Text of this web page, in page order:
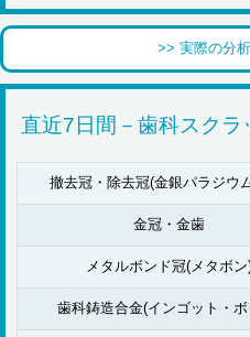
>> 実際の分
直近7日間－歯科スク
撤去冠・除去冠(金銀パラジウ
金冠・金歯
メタルボンド冠(メタボン
歯科鋳造合金(インゴット・